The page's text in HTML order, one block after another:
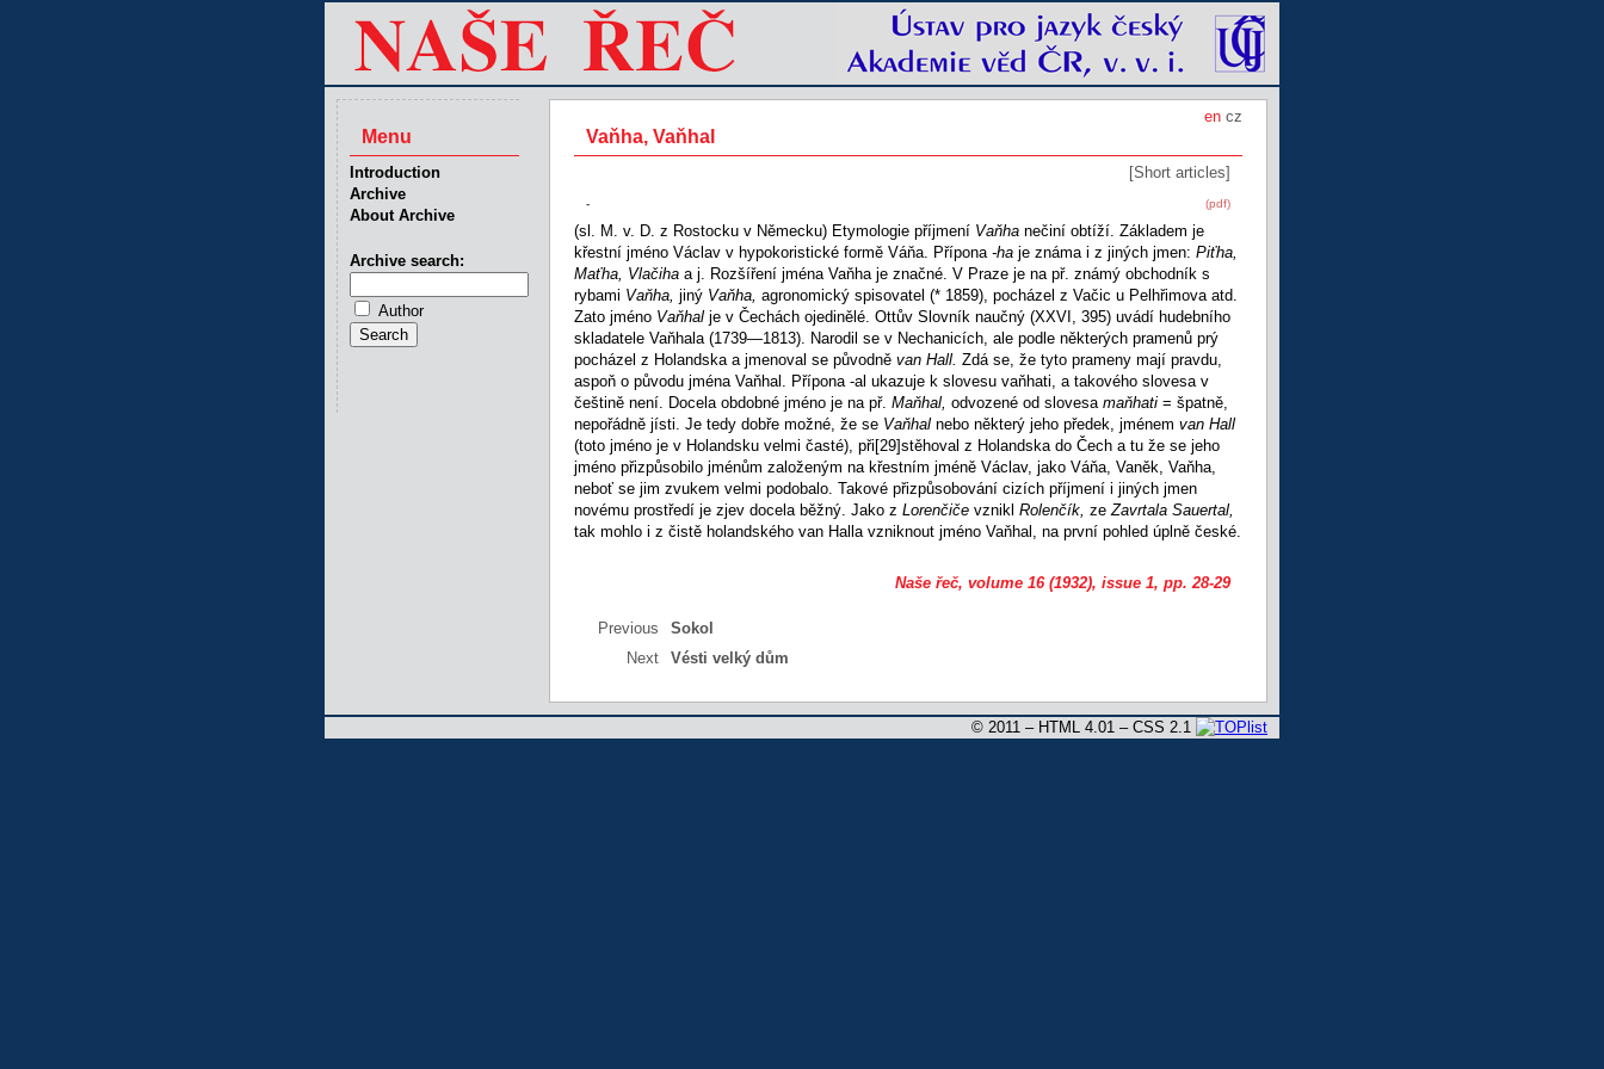
en cz
Vaňha, Vaňhal
[Short articles]
(pdf)
-
(sl. M. v. D. z Rostocku v Německu) Etymologie příjmení Vaňha nečiní obtíží. Základem je
křestní jméno Václav v hypokoristické formě Váňa. Přípona -ha je známa i z jiných jmen: Piťha,
Maťha, Vlačiha a j. Rozšíření jména Vaňha je značné. V Praze je na př. známý obchodník s
rybami Vaňha, jiný Vaňha, agronomický spisovatel (* 1859), pocházel z Vačic u Pelhřimova atd.
Zato jméno Vaňhal je v Čechách ojedinělé. Ottův Slovník naučný (XXVI, 395) uvádí hudebního
skladatele Vaňhala (1739—1813). Narodil se v Nechanicích, ale podle některých pramenů prý
pocházel z Holandska a jmenoval se původně van Hall. Zdá se, že tyto prameny mají pravdu,
aspoň o původu jména Vaňhal. Přípona -al ukazuje k slovesu vaňhati, a takového slovesa v
češtině není. Docela obdobné jméno je na př. Maňhal, odvozené od slovesa maňhati = špatně,
nepořádně jísti. Je tedy dobře možné, že se Vaňhal nebo některý jeho předek, jménem van Hall
(toto jméno je v Holandsku velmi časté), při [29]stěhoval z Holandska do Čech a tu že se jeho
jméno přizpůsobilo jménům založeným na křestním jméně Václav, jako Váňa, Vaněk, Vaňha,
neboť se jim zvukem velmi podobalo. Takové přizpůsobování cizích příjmení i jiných jmen
novému prostředí je zjev docela běžný. Jako z Lorenčiče vznikl Rolenčík, zeZavrtala Sauertal,
tak mohlo i z čistě holandského van Halla vzniknout jméno Vaňhal, na první pohled úplně české.
Naše řeč, volume 16 (1932), issue 1, pp. 28-29
Previous
Sokol
Next
Vésti velký dům
Menu
Introduction
Archive
About Archive
Archive search:
Author
© 2011 – HTML 4.01 – CSS 2.1